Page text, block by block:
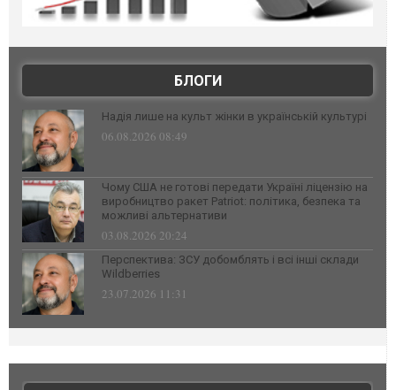
БЛОГИ
Надія лише на культ жінки в українській культурі
06.08.2026 08:49
Чому США не готові передати Україні ліцензію на
виробництво ракет Patriot: політика, безпека та
можливі альтернативи
03.08.2026 20:24
Перспектива: ЗСУ добомблять і всі інші склади
Wildberries
23.07.2026 11:31